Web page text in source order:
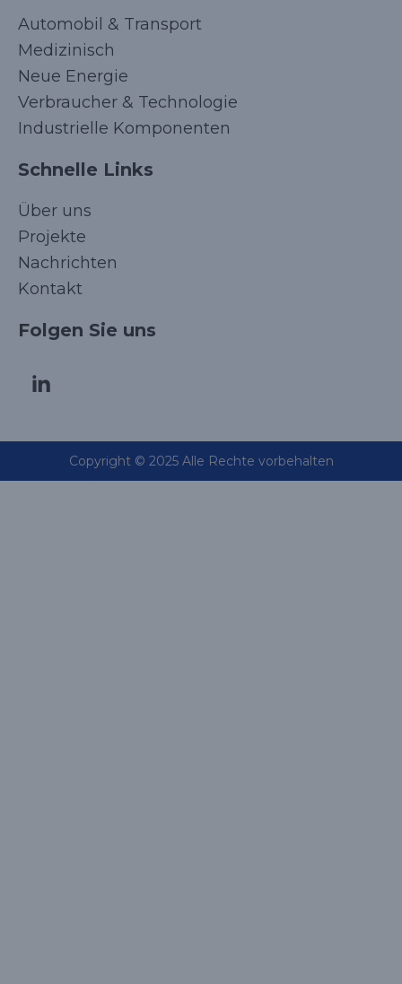
Automobil & Transport
Medizinisch
Neue Energie
Verbraucher & Technologie
Industrielle Komponenten
Schnelle Links
Über uns
Projekte
Nachrichten
Kontakt
Folgen Sie uns
Copyright © 2025 Alle Rechte vorbehalten